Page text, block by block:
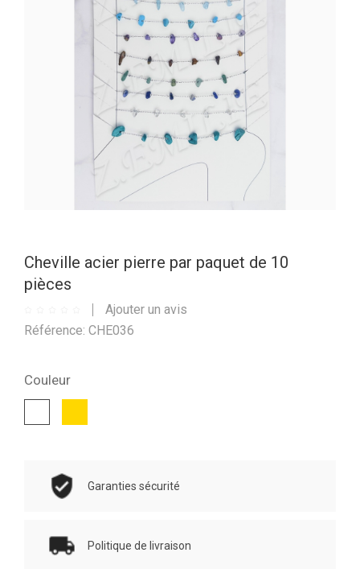
Cheville acier pierre par paquet de 10
pièces
Ajouter un avis
Référence: CHE036
Couleur
Garanties sécurité
Politique de livraison